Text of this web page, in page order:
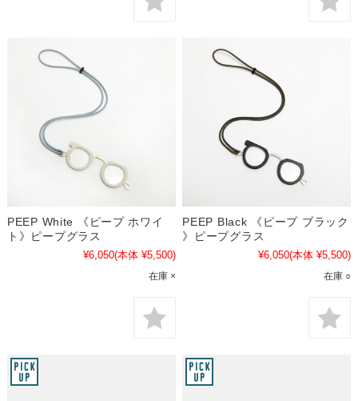
PEEP White 《ピープ ホワイ
ト》ピープグラス
¥6,050(本体 ¥5,500)
在庫 ×
PEEP Black 《ピープ ブラック
》ピープグラス
¥6,050(本体 ¥5,500)
在庫 ○